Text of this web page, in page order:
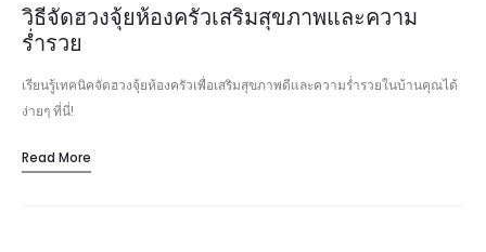
วิธีจัดฮวงจุ้ยห้องครัวเสริมสุขภาพและความ
ร่ำรวย
เรียนรู้เทคนิคจัดฮวงจุ้ยห้องครัวเพื่อเสริมสุขภาพดีและความร่ำรวยในบ้านคุณได้
ง่ายๆ ที่นี่!
Read More